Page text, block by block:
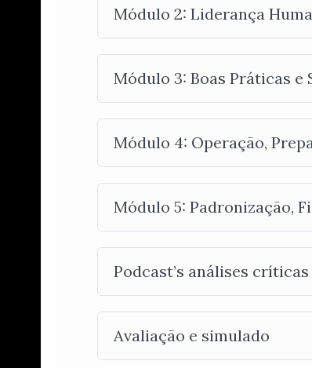
Módulo 2: Liderança
Módulo 3: Boas Práticas e
Módulo 4: Operação,
Módulo 5: Padronização,
Podcast’s análises críticas
Avaliação e simulado